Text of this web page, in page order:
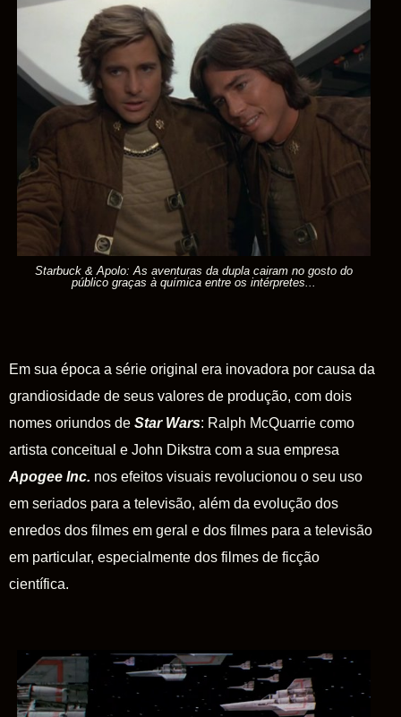
Starbuck & Apolo: As aventuras da dupla cairam no gosto do
público graças à química entre os intérpretes...
Em sua época a série original era inovadora por causa da
grandiosidade de seus valores de produção, com dois
nomes oriundos de Star Wars: Ralph McQuarrie como
artista conceitual e John Dikstra com a sua empresa
Apogee Inc. nos efeitos visuais revolucionou o seu uso
em seriados para a televisão, além da evolução dos
enredos dos filmes em geral e dos filmes para a televisão
em particular, especialmente dos filmes de ficção
científica.